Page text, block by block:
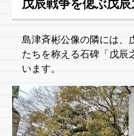
戊辰戦争を偲ぶ戊
島津斉彬公像の隣には、
たちを称える石碑「戊辰
います。